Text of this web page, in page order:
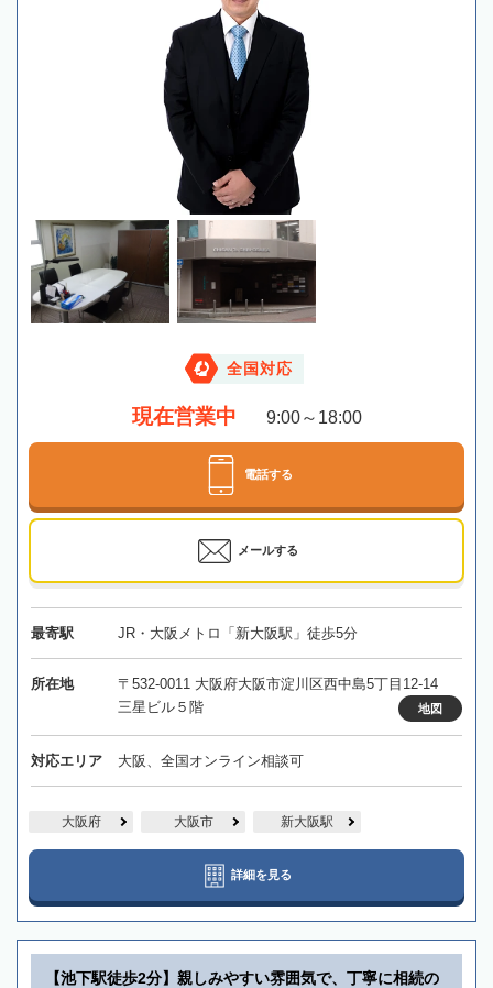
全国対応
現在営業中 9:00～18:00
電話する
メールする
最寄駅 JR・大阪メトロ「新大阪駅」徒歩5分
所在地
〒532-0011 大阪府大阪市淀川区西中島5丁目12-14
三星ビル５階
地図
対応エリア 大阪、全国オンライン相談可
大阪府 大阪市 新大阪駅
詳細を見る
【池下駅徒歩2分】親しみやすい雰囲気で、丁寧に相続の